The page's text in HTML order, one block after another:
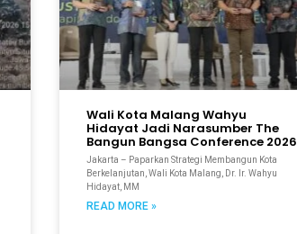
Wali Kota Malang Wahyu
Hidayat Jadi Narasumber The
Bangun Bangsa Conference 2026
Jakarta – Paparkan Strategi Membangun Kota
Berkelanjutan, Wali Kota Malang, Dr. Ir. Wahyu
Hidayat, MM
READ MORE »